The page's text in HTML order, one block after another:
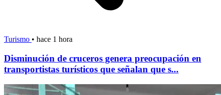
Turismo • hace 1 hora
Disminución de cruceros genera preocupación en
transportistas turísticos que señalan que s...